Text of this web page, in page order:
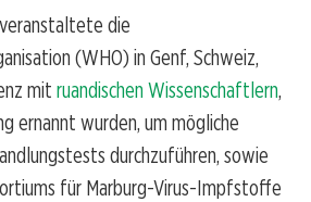
die
(WHO) in Genf, Schweiz,
mit ruandischen Wissenschaftlern,
ernannt wurden, um mögliche
durchzuführen, sowie
für Marburg-Virus-Impfstoffe